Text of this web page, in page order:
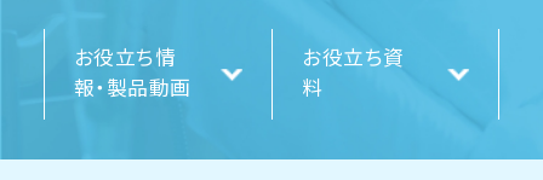
お役立ち情
報・製品動画
お役立ち資
料